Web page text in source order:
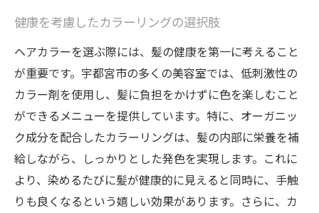
健康を考慮したカラーリングの選択肢
ヘアカラーを選ぶ際には、髪の健康を第一に考えること
が重要です。宇都宮市の多くの美容室では、低刺激性の
カラー剤を使用し、髪に負担をかけずに色を楽しむこと
ができるメニューを提供しています。特に、オーガニッ
ク成分を配合したカラーリングは、髪の内部に栄養を補
給しながら、しっかりとした発色を実現します。これに
より、染めるたびに髪が健康的に見えると同時に、手触
りも良くなるという嬉しい効果があります。さらに、カ